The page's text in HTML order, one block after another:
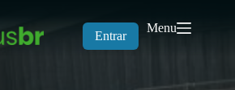
Entrar
Menu